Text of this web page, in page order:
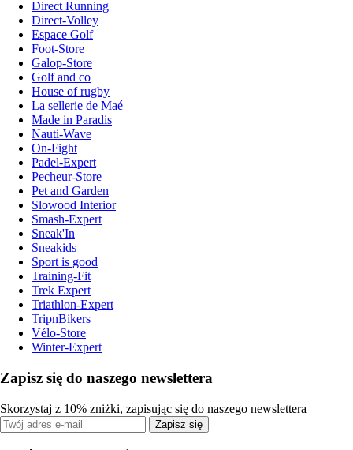
Direct Running
Direct-Volley
Espace Golf
Foot-Store
Galop-Store
Golf and co
House of rugby
La sellerie de Maé
Made in Paradis
Nauti-Wave
On-Fight
Padel-Expert
Pecheur-Store
Pet and Garden
Slowood Interior
Smash-Expert
Sneak'In
Sneakids
Sport is good
Training-Fit
Trek Expert
Triathlon-Expert
TripnBikers
Vélo-Store
Winter-Expert
Zapisz się do naszego newslettera
Skorzystaj z 10% zniżki, zapisując się do naszego newslettera
Zapisz się